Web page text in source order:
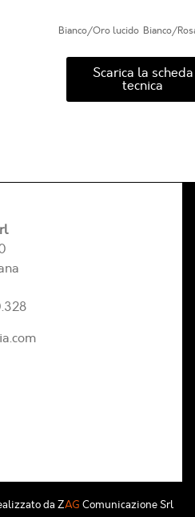
Bianco/Oro lucido Bianco/
Scarica la scheda
tecnica
da ZAG Comunicazione Srl